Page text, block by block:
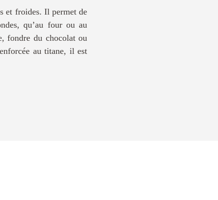
et froides. Il permet de
qu’au four ou au
fondre du chocolat ou
au titane, il est